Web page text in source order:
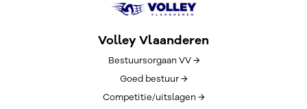
Volley Vlaanderen
Bestuursorgaan VV →
Goed bestuur →
Competitie/uitslagen →